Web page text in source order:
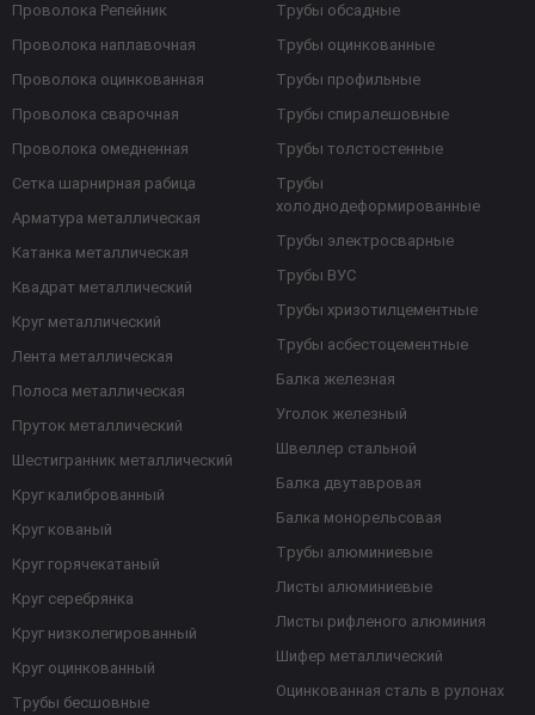
Проволока Репейник
Проволока наплавочная
Проволока оцинкованная
Проволока сварочная
Проволока омедненная
Сетка шарнирная рабица
Арматура металлическая
Катанка металлическая
Квадрат металлический
Круг металлический
Лента металлическая
Полоса металлическая
Пруток металлический
Шестигранник металлический
Круг калиброванный
Круг кованый
Круг горячекатаный
Круг серебрянка
Круг низколегированный
Круг оцинкованный
Трубы бесшовные
Трубы обсадные
Трубы оцинкованные
Трубы профильные
Трубы спиралешовные
Трубы толстостенные
Трубы
холоднодеформированные
Трубы электросварные
Трубы ВУС
Трубы хризотилцементные
Трубы асбестоцементные
Балка железная
Уголок железный
Швеллер стальной
Балка двутавровая
Балка монорельсовая
Трубы алюминиевые
Листы алюминиевые
Листы рифленого алюминия
Шифер металлический
Оцинкованная сталь в рулонах